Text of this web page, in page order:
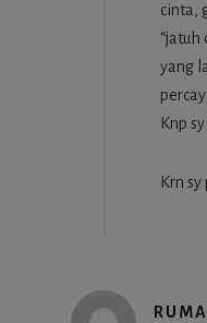
cinta,
“jatuh
yang
Knp
Krn